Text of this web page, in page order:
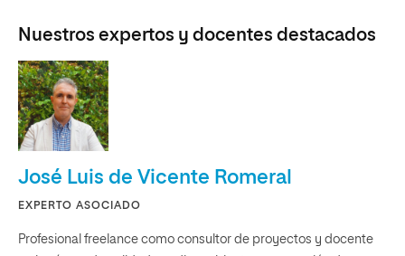
Nuestros expertos y docentes destacados
José Luis de Vicente Romeral
EXPERTO ASOCIADO
Profesional freelance como consultor de proyectos y docente